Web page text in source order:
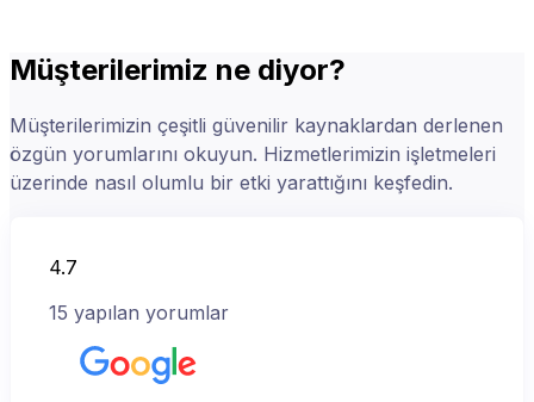
Müşterilerimiz ne diyor?
Müşterilerimizin çeşitli güvenilir kaynaklardan derlenen
özgün yorumlarını okuyun. Hizmetlerimizin işletmeleri
üzerinde nasıl olumlu bir etki yarattığını keşfedin.
4.7
15 yapılan yorumlar